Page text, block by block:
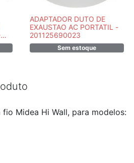
ADAPTADOR DUTO DE
EXAUSTAO AC PORTATIL -
201125690023
Sem estoque
Midea Hi Wall, para modelos: